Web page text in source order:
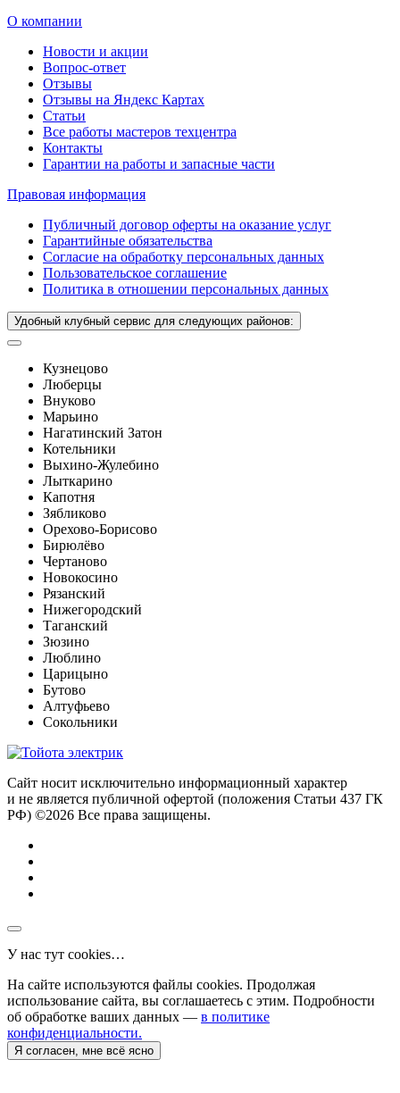
О компании
Новости и акции
Вопрос-ответ
Отзывы
Отзывы на Яндекс Картах
Статьи
Все работы мастеров техцентра
Контакты
Гарантии на работы и запасные части
Правовая информация
Публичный договор оферты на оказание услуг
Гарантийные обязательства
Согласие на обработку персональных данных
Пользовательское соглашение
Политика в отношении персональных данных
Удобный клубный сервис для следующих районов:
Кузнецово
Люберцы
Внуково
Марьино
Нагатинский Затон
Котельники
Выхино-Жулебино
Лыткарино
Капотня
Зябликово
Орехово-Борисово
Бирюлёво
Чертаново
Новокосино
Рязанский
Нижегородский
Таганский
Зюзино
Люблино
Царицыно
Бутово
Алтуфьево
Сокольники
Сайт носит исключительно информационный характер
и не является публичной офертой (положения Статьи 437 ГК
РФ) ©2026 Все права защищены.
У нас тут cookies…
На сайте используются файлы cookies. Продолжая
использование сайта, вы соглашаетесь с этим. Подробности
об обработке ваших данных — в политике
конфиденциальности.
Я согласен, мне всё ясно